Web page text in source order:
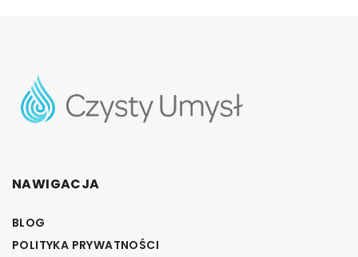
NAWIGACJA
BLOG
POLITYKA PRYWATNOŚCI